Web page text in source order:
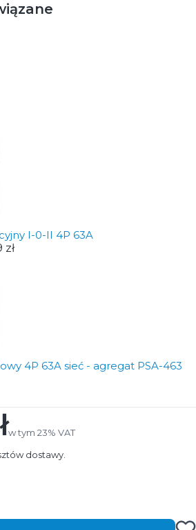
I-0-II 4P 63A
zł
4P 63A sieć - agregat PSA-463
w tym 23% VAT
w tym 23% VAT
dostawy.